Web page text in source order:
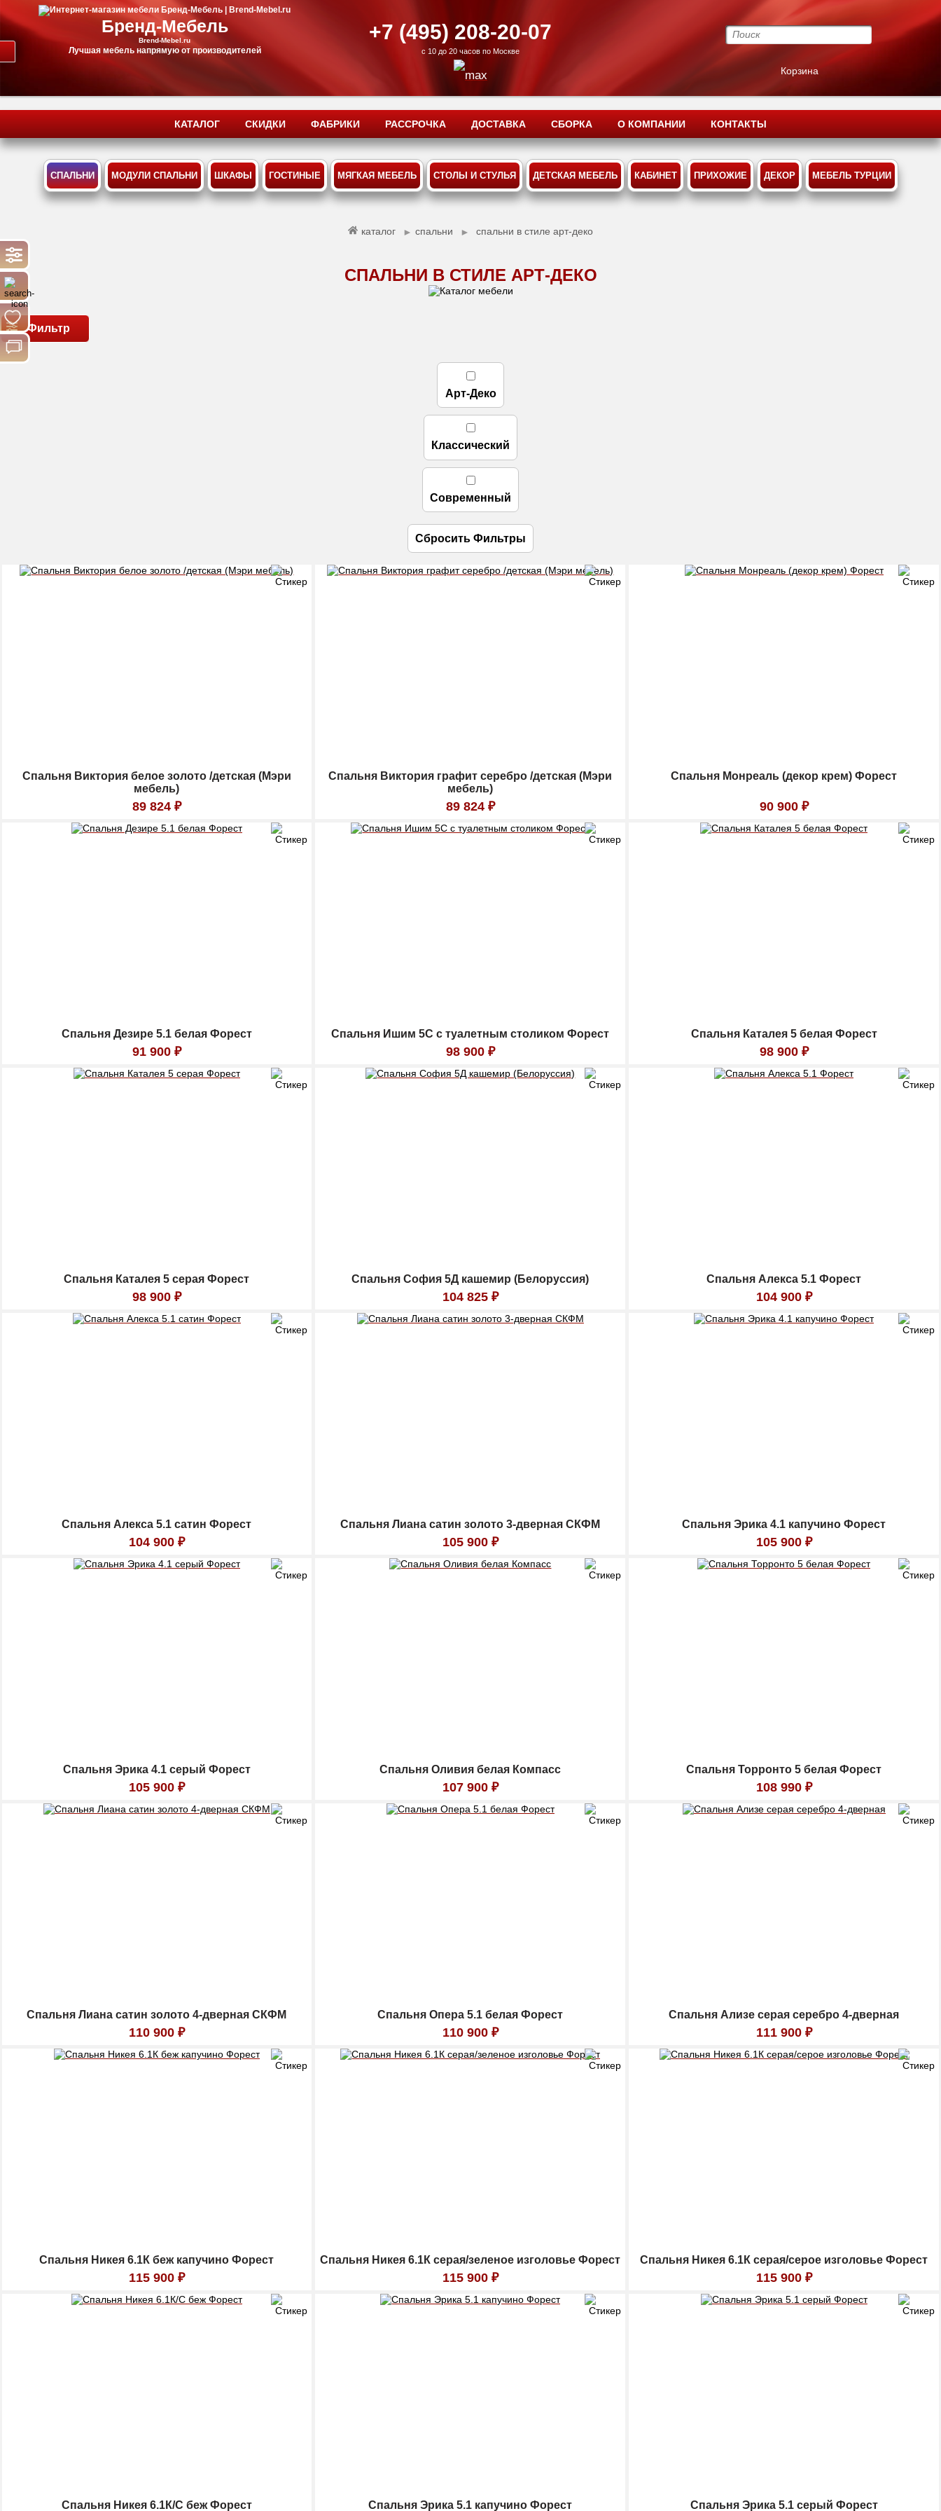
Бренд-Мебель
Brend-Mebel.ru
Лучшая мебель напрямую от производителей
Корзина
+7 (495) 208-20-07
с 10 до 20 часов по Москве
КАТАЛОГ СКИДКИ ФАБРИКИ РАССРОЧКА ДОСТАВКА СБОРКА О КОМПАНИИ КОНТАКТЫ
СПАЛЬНИ МОДУЛИ СПАЛЬНИ ШКАФЫ ГОСТИНЫЕ МЯГКАЯ МЕБЕЛЬ СТОЛЫ И СТУЛЬЯ ДЕТСКАЯ МЕБЕЛЬ КАБИНЕТ ПРИХОЖИЕ ДЕКОР МЕБЕЛЬ ТУРЦИИ
каталог ► спальни ► спальни в стиле арт-деко
СПАЛЬНИ В СТИЛЕ АРТ-ДЕКО
Фильтр
Арт-Деко
Классический
Современный
Сбросить Фильтры
Спальня Виктория белое золото /детская (Мэри
мебель)
89 824 ₽
Спальня Виктория графит серебро /детская (Мэри
мебель)
89 824 ₽
Спальня Монреаль (декор крем) Форест
90 900 ₽
Спальня Дезире 5.1 белая Форест
91 900 ₽
Спальня Ишим 5С с туалетным столиком Форест
98 900 ₽
Спальня Каталея 5 белая Форест
98 900 ₽
Спальня Каталея 5 серая Форест
98 900 ₽
Спальня София 5Д кашемир (Белоруссия)
104 825 ₽
Спальня Алекса 5.1 Форест
104 900 ₽
Спальня Алекса 5.1 сатин Форест
104 900 ₽
Спальня Лиана сатин золото 3-дверная СКФМ
105 900 ₽
Спальня Эрика 4.1 капучино Форест
105 900 ₽
Спальня Эрика 4.1 серый Форест
105 900 ₽
Спальня Оливия белая Компасс
107 900 ₽
Спальня Торронто 5 белая Форест
108 990 ₽
Спальня Лиана сатин золото 4-дверная СКФМ
110 900 ₽
Спальня Опера 5.1 белая Форест
110 900 ₽
Спальня Ализе серая серебро 4-дверная
111 900 ₽
Спальня Никея 6.1К беж капучино Форест
115 900 ₽
Спальня Никея 6.1К серая/зеленое изголовье Форест
115 900 ₽
Спальня Никея 6.1К серая/серое изголовье Форест
115 900 ₽
Спальня Никея 6.1К/С беж Форест Спальня Эрика 5.1 капучино Форест Спальня Эрика 5.1 серый Форест